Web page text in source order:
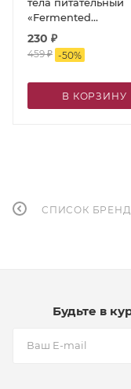
тела питательный
«Fermented
nutrition»/
питание», 300 мл
230 ₽
459₽ -50%
В КОРЗИНУ
СПИСОК
Будьте в